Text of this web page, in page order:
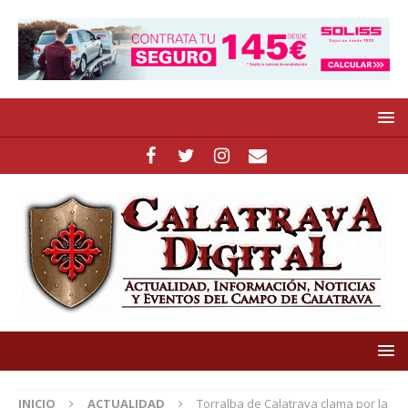
INICIO ACTUALIDAD Torralba de Calatrava clama por la